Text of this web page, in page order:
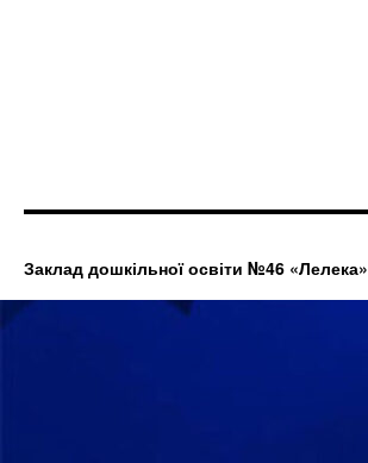
Заклад дошкільної освіти №46 «Лелека»